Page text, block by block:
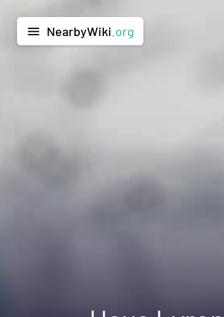
menu NearbyWiki .org